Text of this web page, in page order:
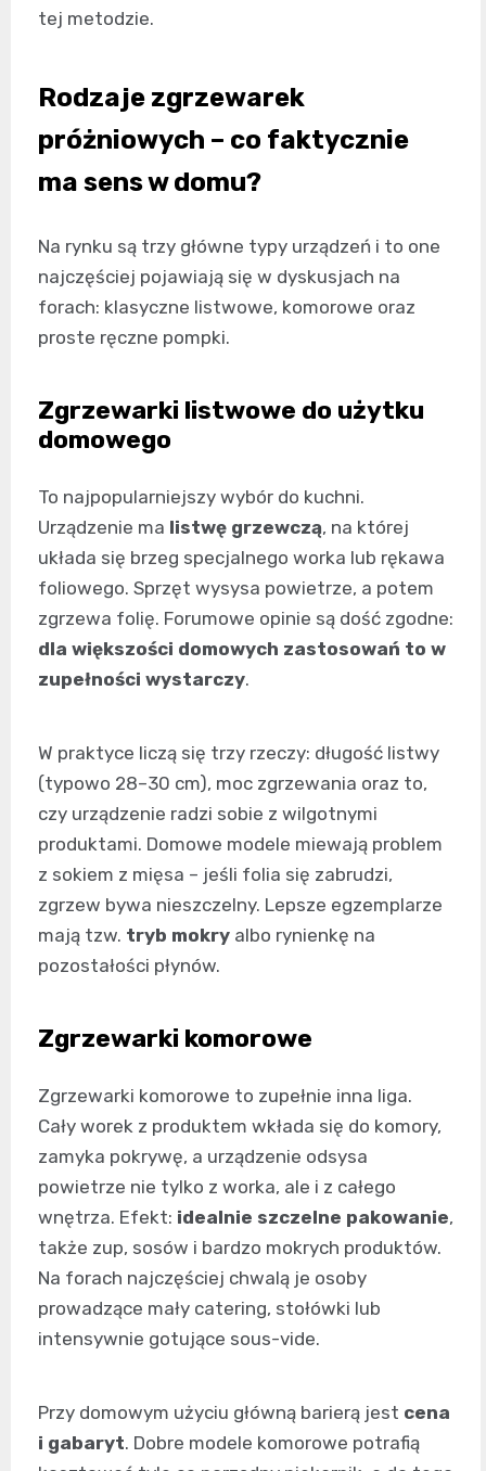
tej metodzie.
Rodzaje zgrzewarek
próżniowych – co faktycznie
ma sens w domu?
Na rynku są trzy główne typy urządzeń i to one
najczęściej pojawiają się w dyskusjach na
forach: klasyczne listwowe, komorowe oraz
proste ręczne pompki.
Zgrzewarki listwowe do użytku
domowego
To najpopularniejszy wybór do kuchni.
Urządzenie ma listwę grzewczą, na której
układa się brzeg specjalnego worka lub rękawa
foliowego. Sprzęt wysysa powietrze, a potem
zgrzewa folię. Forumowe opinie są dość zgodne:
dla większości domowych zastosowań to w
zupełności wystarczy.
W praktyce liczą się trzy rzeczy: długość listwy
(typowo 28–30 cm), moc zgrzewania oraz to,
czy urządzenie radzi sobie z wilgotnymi
produktami. Domowe modele miewają problem
z sokiem z mięsa – jeśli folia się zabrudzi,
zgrzew bywa nieszczelny. Lepsze egzemplarze
mają tzw. tryb mokry albo rynienkę na
pozostałości płynów.
Zgrzewarki komorowe
Zgrzewarki komorowe to zupełnie inna liga.
Cały worek z produktem wkłada się do komory,
zamyka pokrywę, a urządzenie odsysa
powietrze nie tylko z worka, ale i z całego
wnętrza. Efekt: idealnie szczelne pakowanie,
także zup, sosów i bardzo mokrych produktów.
Na forach najczęściej chwalą je osoby
prowadzące mały catering, stołówki lub
intensywnie gotujące sous-vide.
Przy domowym użyciu główną barierą jest cena
i gabaryt. Dobre modele komorowe potrafią